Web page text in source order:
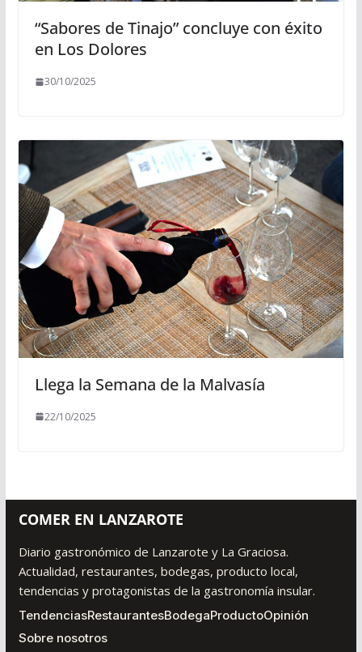
“Sabores de Tinajo” concluye con éxito
en Los Dolores
30/10/2025
Llega la Semana de la Malvasía
22/10/2025
COMER EN LANZAROTE
Diario gastronómico de Lanzarote y La Graciosa.
Actualidad, restaurantes, bodegas, producto local,
tendencias y protagonistas de la gastronomía insular.
TendenciasRestaurantesBodegaProductoOpinión
Sobre nosotros